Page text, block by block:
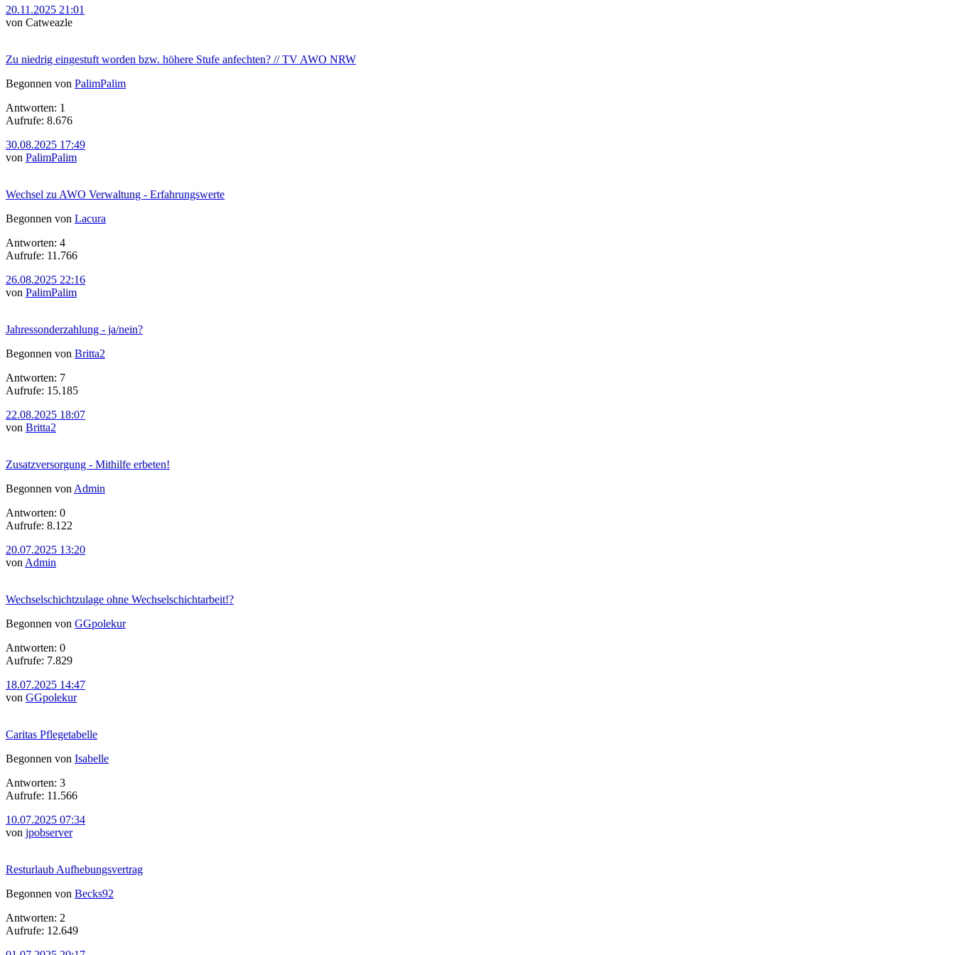
20.11.2025 21:01
von Catweazle
Zu niedrig eingestuft worden bzw. höhere Stufe anfechten? // TV AWO NRW
Begonnen von PalimPalim
Antworten: 1
Aufrufe: 8.676
30.08.2025 17:49
von PalimPalim
Wechsel zu AWO Verwaltung - Erfahrungswerte
Begonnen von Lacura
Antworten: 4
Aufrufe: 11.766
26.08.2025 22:16
von PalimPalim
Jahressonderzahlung - ja/nein?
Begonnen von Britta2
Antworten: 7
Aufrufe: 15.185
22.08.2025 18:07
von Britta2
Zusatzversorgung - Mithilfe erbeten!
Begonnen von Admin
Antworten: 0
Aufrufe: 8.122
20.07.2025 13:20
von Admin
Wechselschichtzulage ohne Wechselschichtarbeit!?
Begonnen von GGpolekur
Antworten: 0
Aufrufe: 7.829
18.07.2025 14:47
von GGpolekur
Caritas Pflegetabelle
Begonnen von Isabelle
Antworten: 3
Aufrufe: 11.566
10.07.2025 07:34
von jpobserver
Resturlaub Aufhebungsvertrag
Begonnen von Becks92
Antworten: 2
Aufrufe: 12.649